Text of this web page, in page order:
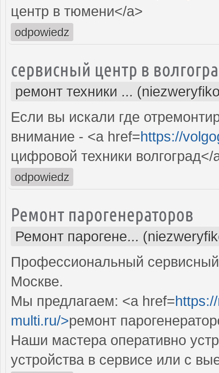
центр в тюмени</a>
odpowiedz
сервисный центр в
ремонт техники ...
Если вы искали где
внимание - <a href=https://
цифровой техники волгоград</
odpowiedz
Ремонт парогенераторов
Ремонт парогене...
Профессиональный
Москве.
Мы предлагаем: <a href=
multi.ru/>ремонт
Наши мастера оперативно
устройства в сервисе или с